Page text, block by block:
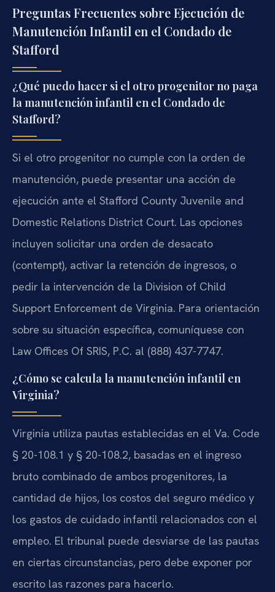
Preguntas Frecuentes sobre Ejecución de
Manutención Infantil en el Condado de
Stafford
¿Qué puedo hacer si el otro progenitor no paga
la manutención infantil en el Condado de
Stafford?
Si el otro progenitor no cumple con la orden de
manutención, puede presentar una acción de
ejecución ante el Stafford County Juvenile and
Domestic Relations District Court. Las opciones
incluyen solicitar una orden de desacato
(contempt), activar la retención de ingresos, o
pedir la intervención de la Division of Child
Support Enforcement de Virginia. Para orientación
sobre su situación específica, comuníquese con
Law Offices Of SRIS, P.C. al (888) 437-7747.
¿Cómo se calcula la manutención infantil en
Virginia?
Virginia utiliza pautas establecidas en el Va. Code
§ 20-108.1 y § 20-108.2, basadas en el ingreso
bruto combinado de ambos progenitores, la
cantidad de hijos, los costos del seguro médico y
los gastos de cuidado infantil relacionados con el
empleo. El tribunal puede desviarse de las pautas
en ciertas circunstancias, pero debe exponer por
escrito las razones para hacerlo.